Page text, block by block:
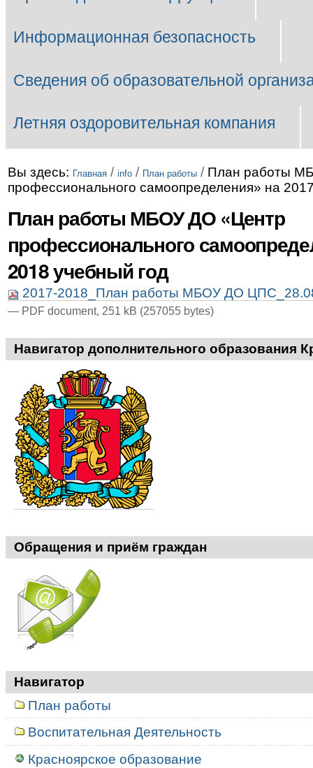
Информационная безопасность
Сведения об образовательной
Летняя оздоровительная компания
Вы здесь: Главная / info / План работы / План работы
профессионального самоопределения» на
План работы МБОУ ДО «Центр
профессионального
2018 учебный год
2017-2018_План работы МБОУ ДО
— PDF document, 251 kB (257055 bytes)
Навигатор дополнительного образования
Обращения и приём граждан
Навигатор
План работы
Воспитательная Деятельность
Красноярское образование